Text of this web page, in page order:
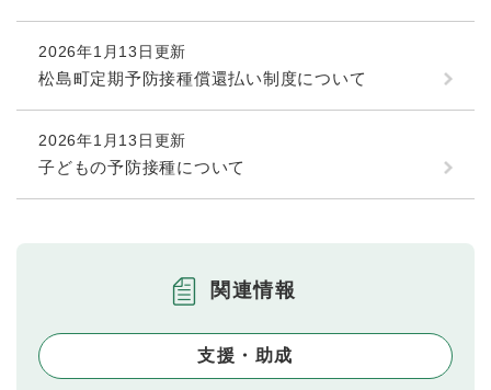
2026年1月13日更新
松島町定期予防接種償還払い制度について
2026年1月13日更新
子どもの予防接種について
関連情報
支援・助成